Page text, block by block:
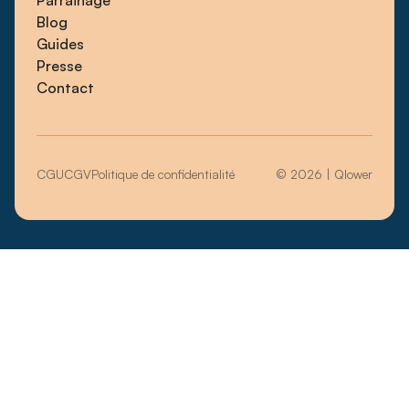
Blog
Guides
Presse
Contact
© 2026 | Qlower
CGUCGVPolitique de confidentialité